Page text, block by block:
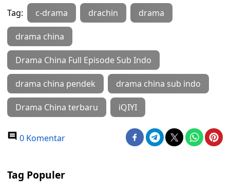
Tag: c-drama drachin drama
drama china
Drama China Full Episode Sub Indo
drama china pendek drama china sub indo
Drama China terbaru iQIYI
0 Komentar
Tag Populer